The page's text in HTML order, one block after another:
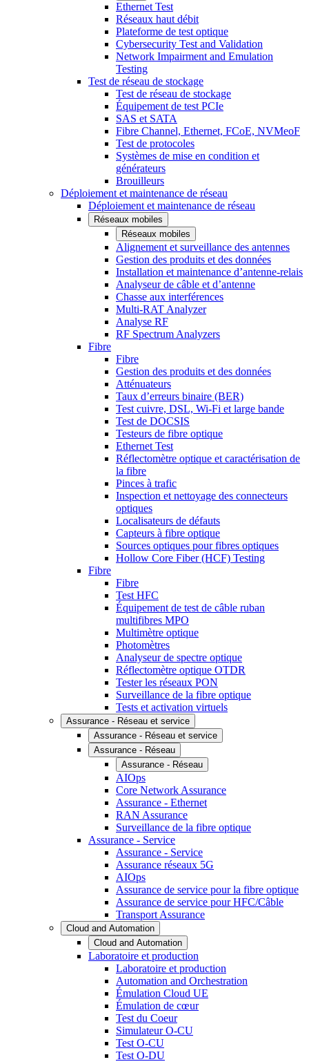
Ethernet Test
Réseaux haut débit
Plateforme de test optique
Cybersecurity Test and Validation
Network Impairment and Emulation
Testing
Test de réseau de stockage
Test de réseau de stockage
Équipement de test PCIe
SAS et SATA
Fibre Channel, Ethernet, FCoE, NVMeoF
Test de protocoles
Systèmes de mise en condition et
générateurs
Brouilleurs
Déploiement et maintenance de réseau
Déploiement et maintenance de réseau
Réseaux mobiles
Réseaux mobiles
Alignement et surveillance des antennes
Gestion des produits et des données
Installation et maintenance d’antenne-relais
Analyseur de câble et d’antenne
Chasse aux interférences
Multi-RAT Analyzer
Analyse RF
RF Spectrum Analyzers
Fibre
Fibre
Gestion des produits et des données
Atténuateurs
Taux d’erreurs binaire (BER)
Test cuivre, DSL, Wi-Fi et large bande
Test de DOCSIS
Testeurs de fibre optique
Ethernet Test
Réflectomètre optique et caractérisation de
la fibre
Pinces à trafic
Inspection et nettoyage des connecteurs
optiques
Localisateurs de défauts
Capteurs à fibre optique
Sources optiques pour fibres optiques
Hollow Core Fiber (HCF) Testing
Fibre
Fibre
Test HFC
Équipement de test de câble ruban
multifibres MPO
Multimètre optique
Photomètres
Analyseur de spectre optique
Réflectomètre optique OTDR
Tester les réseaux PON
Surveillance de la fibre optique
Tests et activation virtuels
Assurance - Réseau et service
Assurance - Réseau et service
Assurance - Réseau
Assurance - Réseau
AIOps
Core Network Assurance
Assurance - Ethernet
RAN Assurance
Surveillance de la fibre optique
Assurance - Service
Assurance - Service
Assurance réseaux 5G
AIOps
Assurance de service pour la fibre optique
Assurance de service pour HFC/Câble
Transport Assurance
Cloud and Automation
Cloud and Automation
Laboratoire et production
Laboratoire et production
Automation and Orchestration
Émulation Cloud UE
Émulation de cœur
Test du Coeur
Simulateur O-CU
Test O-CU
Test O-DU